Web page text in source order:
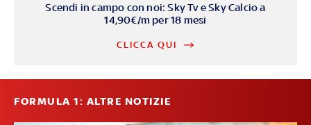
Scendi in campo con noi: Sky Tv e Sky Calcio a
14,90€/m per 18 mesi
CLICCA QUI
FORMULA 1: ALTRE NOTIZIE